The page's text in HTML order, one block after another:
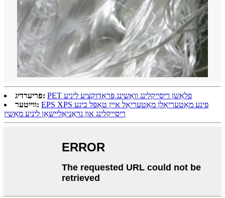
פריערדיג:
PET פלאַשן ריסייקלינג וואַשינג פּראָדוקציע ליניע
ווייטער: EPS XPS פּינע מאַטעריאַלן מאַטעריאַל איין טאָפּל בינע
ריסייקלינג און גראַניאַליישאַן ליניע מאַשין